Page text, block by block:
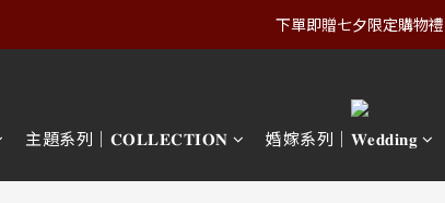
下單即贈七夕限定購物禮
主題系列｜𝐂𝐎𝐋𝐋𝐄𝐂𝐓𝐈𝐎𝐍 婚嫁系列｜𝐖𝐞𝐝𝐝𝐢𝐧𝐠